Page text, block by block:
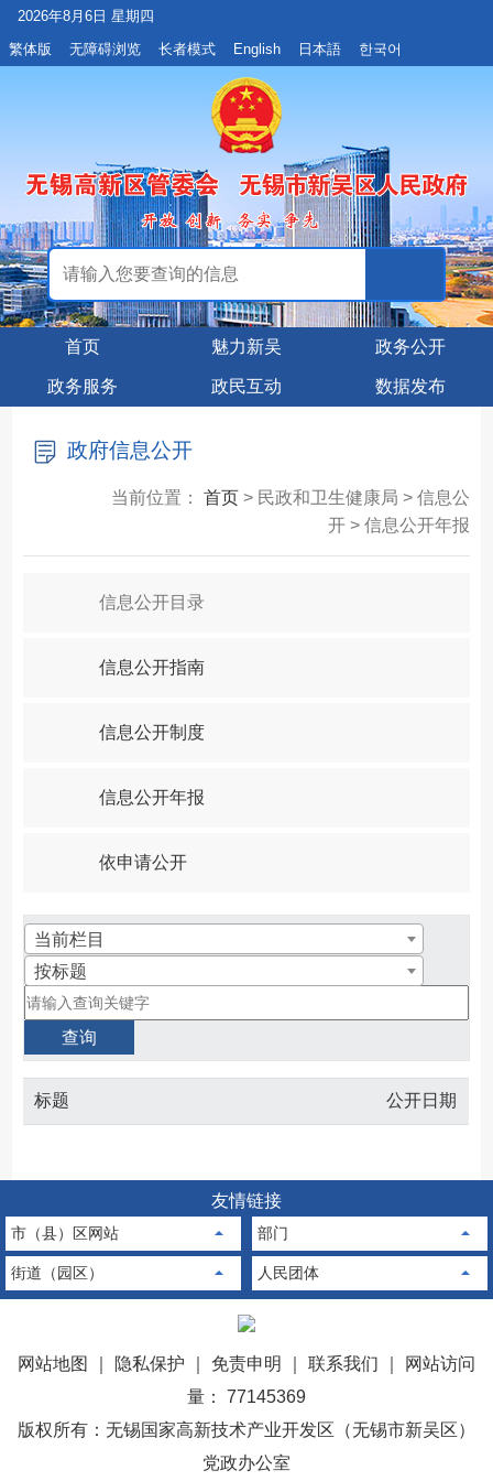
2026年8月6日 星期四
繁体版
无障碍浏览 长者模式 English 日本語 한국어
首页 魅力新吴 政务公开
政务服务 政民互动 数据发布
政府信息公开
当前位置： 首页> 民政和卫生健康局 > 信息公
开 > 信息公开年报
信息公开目录
信息公开指南
信息公开制度
信息公开年报
依申请公开
当前栏目
按标题
标题 公开日期
友情链接
市（县）区网站 部门
街道（园区） 人民团体
网站地图 隐私保护 免责申明 联系我们
网站访问
量： 77145369
版权所有：无锡国家高新技术产业开发区（无锡市新吴区）
党政办公室